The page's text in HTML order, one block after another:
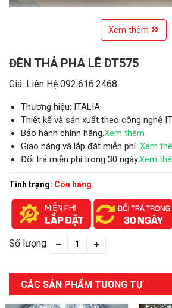
Xem thêm
ĐÈN THẢ PHA LÊ DT575
Giá: Liên Hệ 092.616.2468
Thương hiệu: ITALIA
Thiết kế và sản xuất theo công nghệ
Bảo hành chính hãng.Xem thêm
Giao hàng và lắp đặt miễn phí. Xem
Đổi trả miễn phí trong 30 ngày.Xem
Tình trạng: Còn hàng
Số lượng
CÁC SẢN PHẨM TƯƠNG TỰ